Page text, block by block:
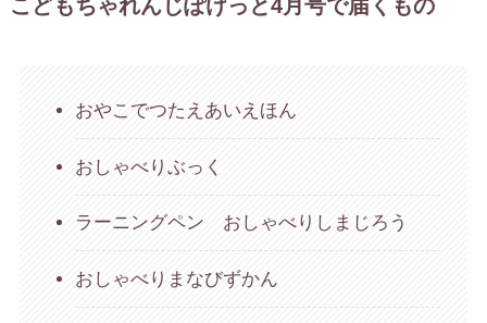
こどもちゃれんじぽけっと4月号で届くもの
おやこでつたえあいえほん
おしゃべりぶっく
ラーニングペン おしゃべりしまじろう
おしゃべりまなびずかん